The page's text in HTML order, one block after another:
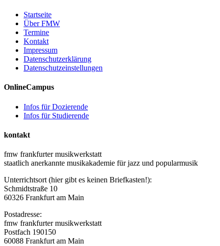
Startseite
Über FMW
Termine
Kontakt
Impressum
Datenschutzerklärung
Datenschutzeinstellungen
OnlineCampus
Infos für Dozierende
Infos für Studierende
kontakt
fmw frankfurter musikwerkstatt
staatlich anerkannte musikakademie für jazz und popularmusik
Unterrichtsort (hier gibt es keinen Briefkasten!):
Schmidtstraße 10
60326 Frankfurt am Main
Postadresse:
fmw frankfurter musikwerkstatt
Postfach 190150
60088 Frankfurt am Main